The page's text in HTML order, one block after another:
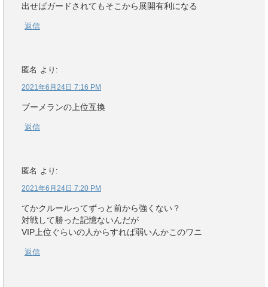
出せばガードされてもそこから展開有利になる
返信
匿名 より:
2021年6月24日 7:16 PM
ブーメランの上位互換
返信
匿名 より:
2021年6月24日 7:20 PM
てかクルールってずっと前から強くない？
対戦して勝った記憶ないんだが
VIP上位ぐらいの人からすれば弱いんかこのワニ
返信